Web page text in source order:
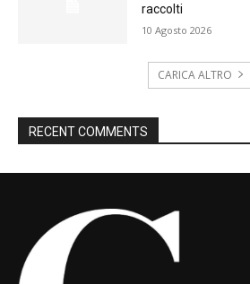
raccolti
10 Agosto 2026
CARICA ALTRO
RECENT COMMENTS